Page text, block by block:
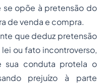
opõe à pretensão do
de venda e compra.
que deduz pretensão
ou fato incontroverso,
conduta protela o
prejuízo à parte